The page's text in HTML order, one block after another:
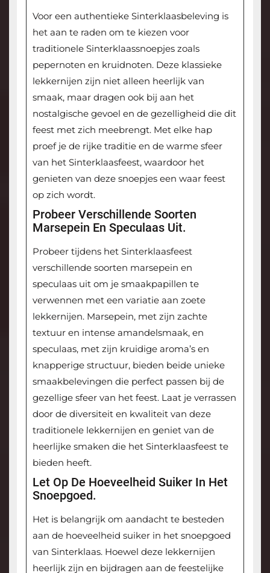
Voor een authentieke Sinterklaasbeleving is
het aan te raden om te kiezen voor
traditionele Sinterklaassnoepjes zoals
pepernoten en kruidnoten. Deze klassieke
lekkernijen zijn niet alleen heerlijk van
smaak, maar dragen ook bij aan het
nostalgische gevoel en de gezelligheid die dit
feest met zich meebrengt. Met elke hap
proef je de rijke traditie en de warme sfeer
van het Sinterklaasfeest, waardoor het
genieten van deze snoepjes een waar feest
op zich wordt.
Probeer Verschillende Soorten
Marsepein En Speculaas Uit.
Probeer tijdens het Sinterklaasfeest
verschillende soorten marsepein en
speculaas uit om je smaakpapillen te
verwennen met een variatie aan zoete
lekkernijen. Marsepein, met zijn zachte
textuur en intense amandelsmaak, en
speculaas, met zijn kruidige aroma’s en
knapperige structuur, bieden beide unieke
smaakbelevingen die perfect passen bij de
gezellige sfeer van het feest. Laat je verrassen
door de diversiteit en kwaliteit van deze
traditionele lekkernijen en geniet van de
heerlijke smaken die het Sinterklaasfeest te
bieden heeft.
Let Op De Hoeveelheid Suiker In Het
Snoepgoed.
Het is belangrijk om aandacht te besteden
aan de hoeveelheid suiker in het snoepgoed
van Sinterklaas. Hoewel deze lekkernijen
heerlijk zijn en bijdragen aan de feestelijke